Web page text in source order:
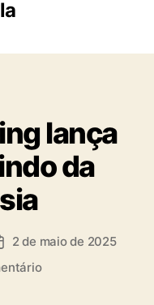
lança
da
2 de maio de 2025
e